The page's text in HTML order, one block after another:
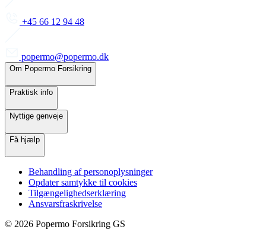
+45 66 12 94 48
popermo@popermo.dk
Om Popermo Forsikring
Praktisk info
Nyttige genveje
Få hjælp
Behandling af personoplysninger
Opdater samtykke til cookies
Tilgængelighedserklæring
Ansvarsfraskrivelse
© 2026 Popermo Forsikring GS